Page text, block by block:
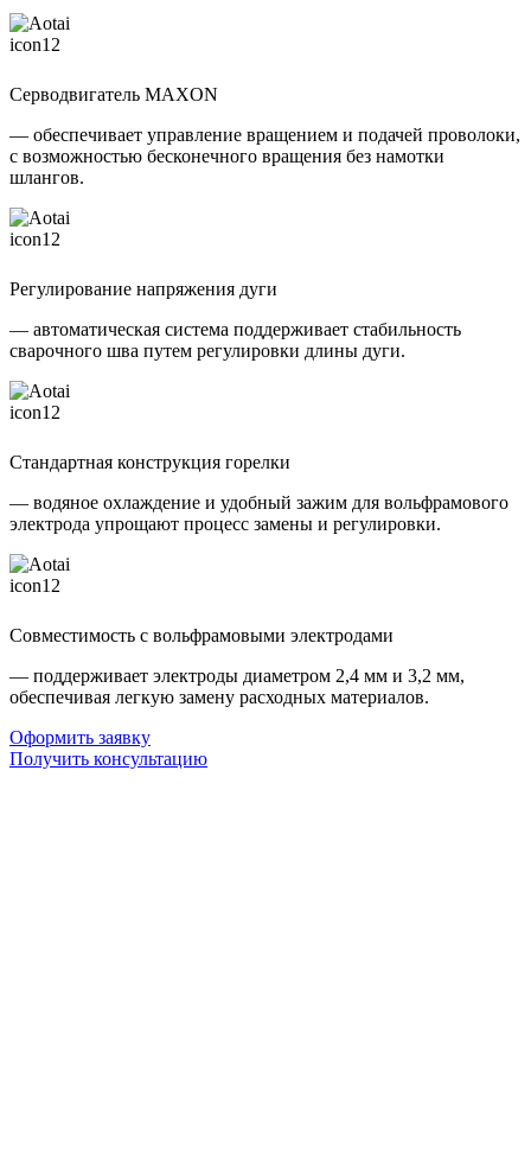
Серводвигатель MAXON
— обеспечивает управление вращением и подачей проволоки,
с возможностью бесконечного вращения без намотки
шлангов.
Регулирование напряжения дуги
— автоматическая система поддерживает стабильность
сварочного шва путем регулировки длины дуги.
Стандартная конструкция горелки
— водяное охлаждение и удобный зажим для вольфрамового
электрода упрощают процесс замены и регулировки.
Совместимость с вольфрамовыми электродами
— поддерживает электроды диаметром 2,4 мм и 3,2 мм,
обеспечивая легкую замену расходных материалов.
Оформить заявку
Получить консультацию